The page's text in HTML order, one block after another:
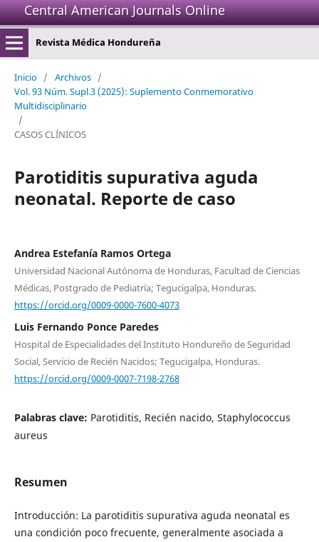
Central American Journals Online
Revista Médica Hondureña
Inicio / Archivos /
Vol. 93 Núm. Supl.3 (2025): Suplemento Conmemorativo
Multidisciplinario
/
CASOS CLÍNICOS
Parotiditis supurativa aguda
neonatal. Reporte de caso
Andrea Estefanía Ramos Ortega
Universidad Nacional Autónoma de Honduras, Facultad de Ciencias
Médicas, Postgrado de Pediatría; Tegucigalpa, Honduras.
https://orcid.org/0009-0000-7600-4073
Luis Fernando Ponce Paredes
Hospital de Especialidades del Instituto Hondureño de Seguridad
Social, Servicio de Recién Nacidos; Tegucigalpa, Honduras.
https://orcid.org/0009-0007-7198-2768
Palabras clave: Parotiditis, Recién nacido, Staphylococcus
aureus
Resumen
Introducción: La parotiditis supurativa aguda neonatal es
una condición poco frecuente, generalmente asociada a